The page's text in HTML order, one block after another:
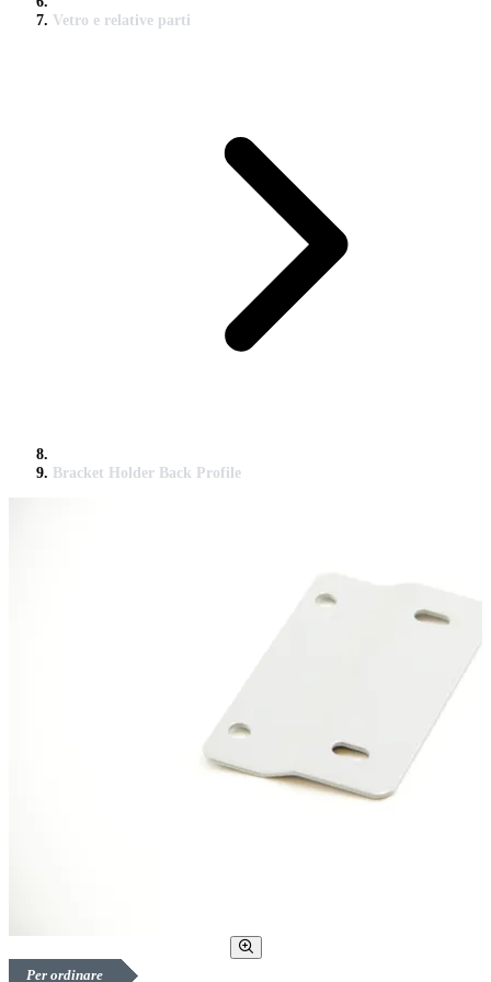
Vetro e relative parti
Bracket Holder Back Profile
Per ordinare